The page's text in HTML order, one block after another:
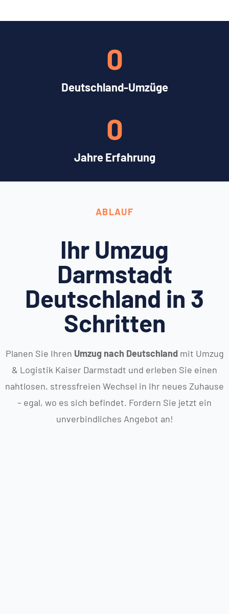
Deutschland-Umzüge
0
Jahre Erfahrung
0
ABLAUF
Ihr Umzug
Darmstadt
Deutschland in 3
Schritten
Planen Sie Ihren Umzug nach Deutschlandmit Umzug
& Logistik Kaiser Darmstadt und erleben Sie einen
nahtlosen, stressfreien Wechsel in Ihr neues Zuhause
– egal, wo es sich befindet. Fordern Sie jetzt ein
unverbindliches Angebot an!